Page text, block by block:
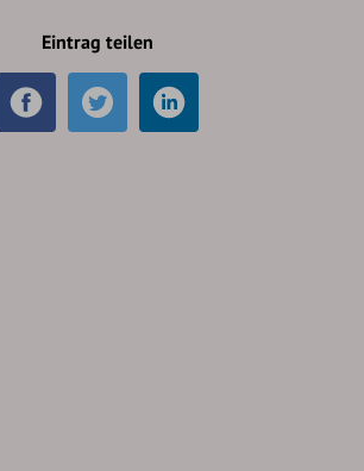
Eintrag teilen